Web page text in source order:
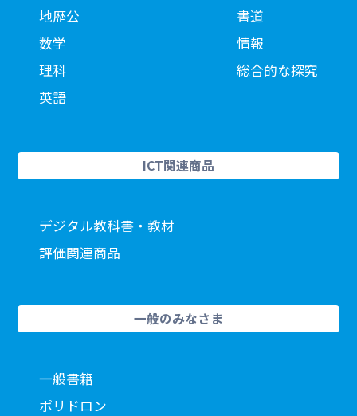
地歴公
数学
理科
英語
書道
情報
総合的な探究
ICT関連商品
デジタル教科書・教材
評価関連商品
一般のみなさま
一般書籍
ポリドロン